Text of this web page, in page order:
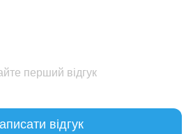
перший відгук
відгук